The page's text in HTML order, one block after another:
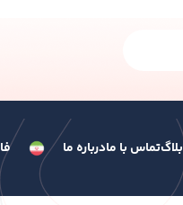
بلاگتماس با مادرباره ما